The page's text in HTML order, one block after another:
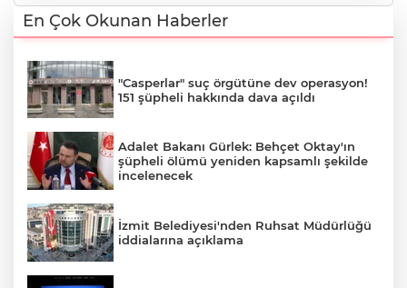
En Çok Okunan Haberler
"Casperlar" suç örgütüne dev operasyon!
151 şüpheli hakkında dava açıldı
Adalet Bakanı Gürlek: Behçet Oktay'ın
şüpheli ölümü yeniden kapsamlı şekilde
incelenecek
İzmit Belediyesi'nden Ruhsat Müdürlüğü
iddialarına açıklama